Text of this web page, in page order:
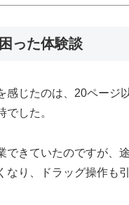
った体験談
感じたのは、20ページ
でした。
できていたのですが、
なり、ドラッグ操作も